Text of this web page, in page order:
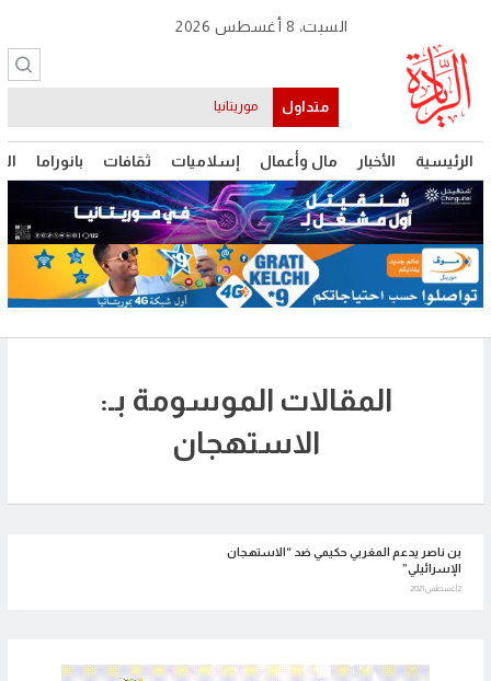
الرئيسية الأخبار مال وأعمال إسلاميات ثقافات بانوراما
السبت، 8 أغسطس 2026
متداول موريتانيا
المقالات الموسومة بـ:
الاستهجان
بن ناصر يدعم المغربي حكيمي ضد “الاستهجان
الإسرائيلي”
2 أغسطس 2021